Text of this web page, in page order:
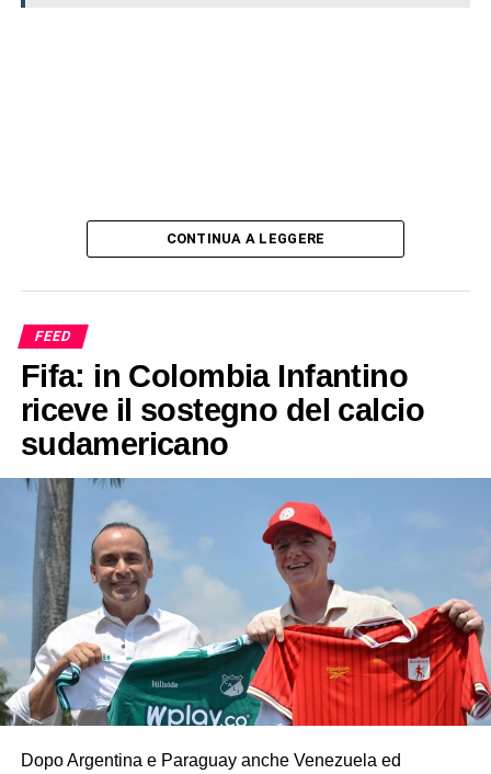
CONTINUA A LEGGERE
FEED
Fifa: in Colombia Infantino
riceve il sostegno del calcio
sudamericano
Dopo Argentina e Paraguay anche Venezuela ed